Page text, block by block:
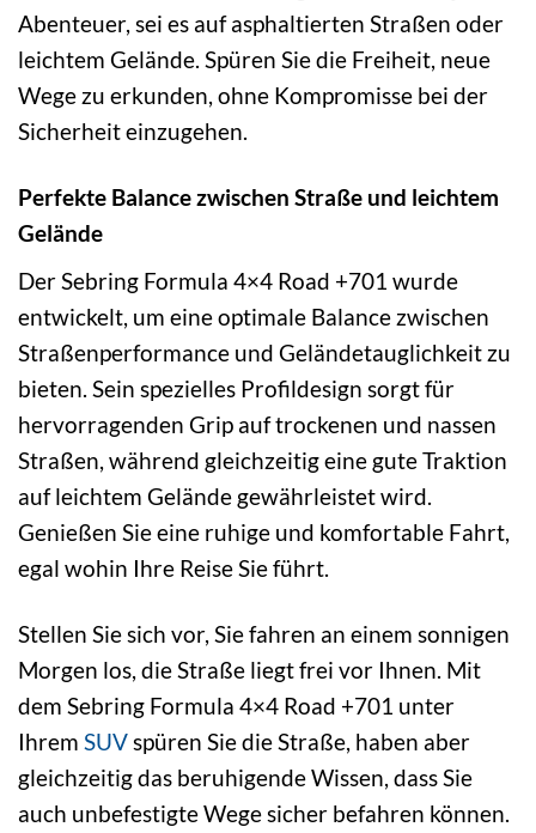
Abenteuer, sei es auf asphaltierten Straßen oder
leichtem Gelände. Spüren Sie die Freiheit, neue
Wege zu erkunden, ohne Kompromisse bei der
Sicherheit einzugehen.
Perfekte Balance zwischen Straße und leichtem
Gelände
Der Sebring Formula 4×4 Road +701 wurde
entwickelt, um eine optimale Balance zwischen
Straßenperformance und Geländetauglichkeit zu
bieten. Sein spezielles Profildesign sorgt für
hervorragenden Grip auf trockenen und nassen
Straßen, während gleichzeitig eine gute Traktion
auf leichtem Gelände gewährleistet wird.
Genießen Sie eine ruhige und komfortable Fahrt,
egal wohin Ihre Reise Sie führt.
Stellen Sie sich vor, Sie fahren an einem sonnigen
Morgen los, die Straße liegt frei vor Ihnen. Mit
dem Sebring Formula 4×4 Road +701 unter
Ihrem SUV spüren Sie die Straße, haben aber
gleichzeitig das beruhigende Wissen, dass Sie
auch unbefestigte Wege sicher befahren können.